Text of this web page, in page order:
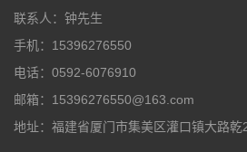
联系人：钟先生
手机：15396276550
电话：0592-6076910
邮箱：15396276550@163.com
地址：福建省厦门市集美区灌口镇大路乾